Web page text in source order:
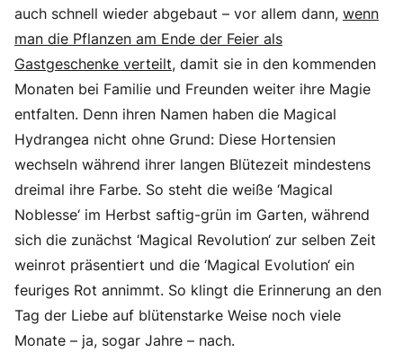
auch schnell wieder abgebaut – vor allem dann, wenn
man die Pflanzen am Ende der Feier als
Gastgeschenke verteilt, damit sie in den kommenden
Monaten bei Familie und Freunden weiter ihre Magie
entfalten. Denn ihren Namen haben die Magical
Hydrangea nicht ohne Grund: Diese Hortensien
wechseln während ihrer langen Blütezeit mindestens
dreimal ihre Farbe. So steht die weiße ‘Magical
Noblesse‘ im Herbst saftig-grün im Garten, während
sich die zunächst ‘Magical Revolution‘ zur selben Zeit
weinrot präsentiert und die ‘Magical Evolution‘ ein
feuriges Rot annimmt. So klingt die Erinnerung an den
Tag der Liebe auf blütenstarke Weise noch viele
Monate – ja, sogar Jahre – nach.